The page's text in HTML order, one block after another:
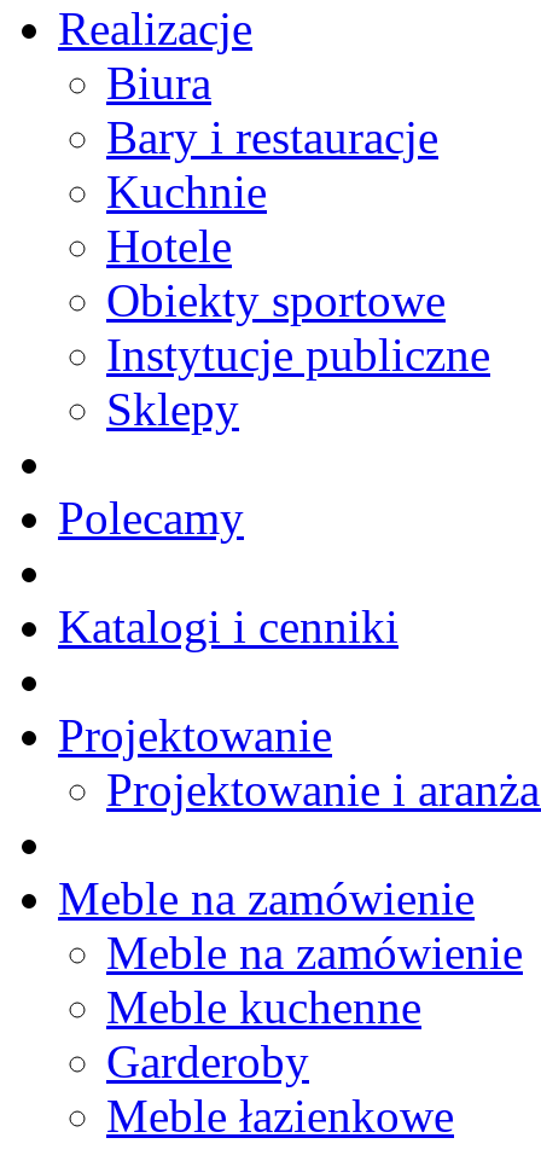
Realizacje
Biura
Bary i restauracje
Kuchnie
Hotele
Obiekty sportowe
Instytucje publiczne
Sklepy
Polecamy
Katalogi i cenniki
Projektowanie
Projektowanie i
Meble na zamówienie
Meble na zamówienie
Meble kuchenne
Garderoby
Meble łazienkowe